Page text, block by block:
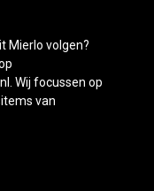
Mierlo volgen?
Wij focussen op
van